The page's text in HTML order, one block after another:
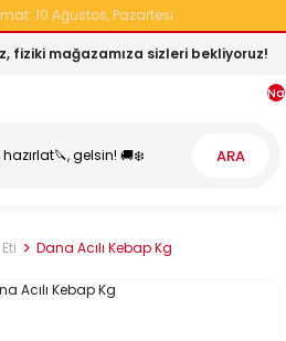
10 Ağustos, Pazartesi
fiziki mağazamıza sizleri bekliyoruz!
ARA
Dana Acılı Kebap Kg